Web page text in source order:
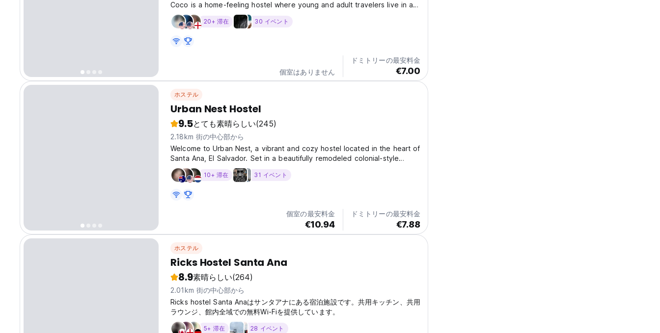
Coco is a home-feeling hostel where young and adult travelers live in a
beautiful space surrounded by art and culture. No matter who we are or
where we come from, in Casa Coco, we all see...
20+ 滞在 30 イベント
個室はありません
ドミトリーの最安料金
€7.00
ホステル
Urban Nest Hostel
9.5とても素晴らしい(245)
2.18km 街の中心部から
Welcome to Urban Nest, a vibrant and cozy hostel located in the heart of
Santa Ana, El Salvador. Set in a beautifully remodeled colonial-style
home, our space blends historic charm with modern comfort. With plenty
of inviting common areas, a lush courtyard,...
10+ 滞在 31 イベント
個室の最安料金
€10.94
ドミトリーの最安料金
€7.88
ホステル
Ricks Hostel Santa Ana
8.9素晴らしい(264)
2.01km 街の中心部から
Ricks hostel Santa Anaはサンタアナにある宿泊施設です。共用キッチン、共用
ラウンジ、館内全域での無料Wi-Fiを提供しています。
5+ 滞在 28 イベント